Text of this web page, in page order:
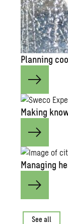
Plan­ning
Mak­ing
Man­ag­ing
See all